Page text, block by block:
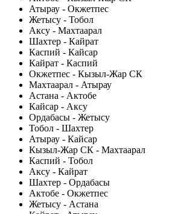
Атырау - Окжетпес
Жетысу - Тобол
Аксу - Махтаарал
Шахтер - Кайрат
Каспий - Кайсар
Кайрат - Каспий
Окжетпес - Кызыл-Жар СК
Махтаарал - Атырау
Астана - Актобе
Кайсар - Аксу
Ордабасы - Жетысу
Тобол - Шахтер
Атырау - Кайсар
Кызыл-Жар СК - Махтаарал
Каспий - Тобол
Аксу - Кайрат
Шахтер - Ордабасы
Актобе - Окжетпес
Жетысу - Астана